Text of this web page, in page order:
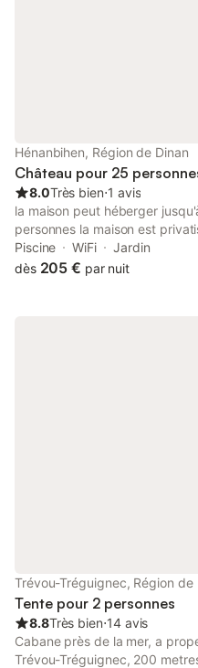
Hénanbihen, Région de Dinan
Château pour 25
8.0Très bien⋅1 avis
la maison peut héberger
personnes la maison est
lieux. La propriété est parfaite
enterrement de vie de
Piscine WiFi
Jardin
dès 205 € par nuit
Trévou-Tréguignec, Région de
Tente pour 2 personnes
8.8Très bien⋅14 avis
Cabane près de la mer, a
Trévou-Tréguignec, 200